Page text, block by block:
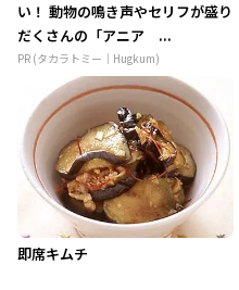
い！ 動物の鳴き声やセリフが盛り
だくさんの「アニア ...
PR (タカラトミー｜Hugkum)
即席キムチ